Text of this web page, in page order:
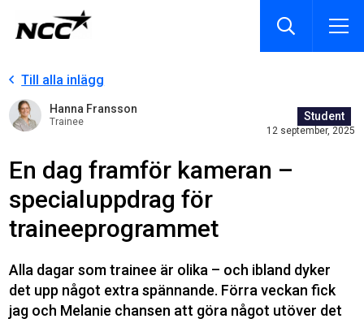
Till alla inlägg
Hanna Fransson
Trainee Student
12 september, 2025
En dag framför kameran –
specialuppdrag för
traineeprogrammet
Alla dagar som trainee är olika – och ibland dyker
det upp något extra spännande. Förra veckan fick
jag och Melanie chansen att göra något utöver det